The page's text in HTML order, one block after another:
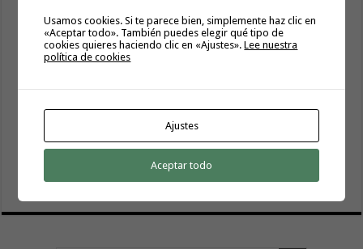
El Cabildo inicia la fase final de la adecuación del entorno
de La Rajita con la pavimentación de los aparcamientos
8 agosto, 2026
Usamos cookies. Si te parece bien, simplemente haz clic en
«Aceptar todo». También puedes elegir qué tipo de
cookies quieres haciendo clic en «Ajustes».Lee nuestra
política de cookies
Ajustes
Aceptar todo